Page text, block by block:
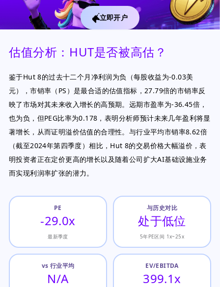
立即开户
估值分析：HUT是否被高估？
鉴于Hut 8的过去十二个月净利润为负（每股收益为-0.03美
元），市销率（PS）是最合适的估值指标，27.79倍的市销率反
映了市场对其未来收入增长的高预期。远期市盈率为-36.45倍，
也为负，但PEG比率为0.178，表明分析师预计未来几年盈利将显
著增长，从而证明溢价估值的合理性。与行业平均市销率8.62倍
（截至2024年第四季度）相比，Hut 8的交易价格大幅溢价，表
明投资者正在定价更高的增长以及随着公司扩大AI基础设施业务
而实现利润率扩张的潜力。
PE
-29.0x
最新季度
与历史对比
处于低位
5年PE区间 1x~25x
vs 行业平均
N/A
EV/EBITDA
399.1x